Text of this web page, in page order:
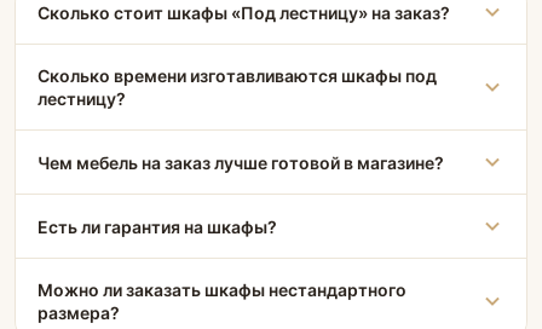
Сколько стоит шкафы «Под лестницу» на заказ?
Сколько времени изготавливаются шкафы под
лестницу?
Чем мебель на заказ лучше готовой в магазине?
Есть ли гарантия на шкафы?
Можно ли заказать шкафы нестандартного
размера?